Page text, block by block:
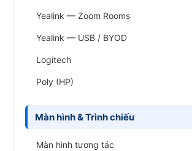
Yealink — Zoom Rooms
Yealink — USB / BYOD
Logitech
Poly (HP)
Màn hình & Trình chiếu
Màn hình tương tác